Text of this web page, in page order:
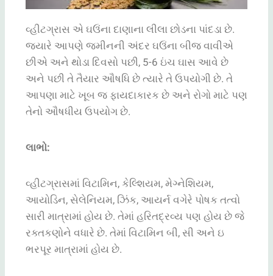
વ્હીટગ્રાસ એ ઘઉંના દાણાના લીલા છોડના પાંદડા છે.
જ્યારે આપણે જમીનની અંદર ઘઉંના બીજ વાવીએ
છીએ અને થોડા દિવસો પછી, 5-6 ઇંચ ઘાસ આવે છે
અને પછી તે તૈયાર ઔષધિ છે ત્યારે તે ઉપયોગી છે. તે
આપણા માટે ખૂબ જ ફાયદાકારક છે અને રોગો માટે પણ
તેનો ઔષધીય ઉપયોગ છે.
લાભો:
વ્હીટગ્રાસમાં વિટામિન, કેલ્શિયમ, મેગ્નેશિયમ,
આયોડિન, સેલેનિયમ, ઝિંક, આયર્ન વગેરે પોષક તત્વો
સારી માત્રામાં હોય છે. તેમાં હરિતદ્રવ્ય પણ હોય છે જે
રક્તકણોને વધારે છે. તેમાં વિટામિન બી, સી અને ઇ
ભરપૂર માત્રામાં હોય છે.